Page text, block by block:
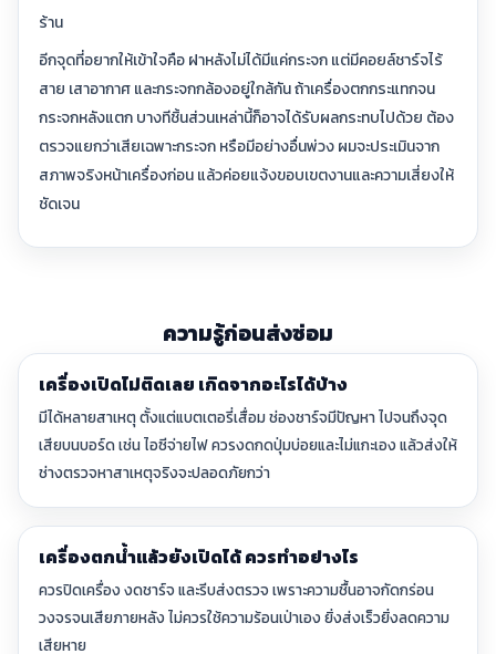
ร้าน
อีกจุดที่อยากให้เข้าใจคือ ฝาหลังไม่ได้มีแค่กระจก แต่มีคอยล์ชาร์จไร้
สาย เสาอากาศ และกระจกกล้องอยู่ใกล้กัน ถ้าเครื่องตกกระแทกจน
กระจกหลังแตก บางทีชิ้นส่วนเหล่านี้ก็อาจได้รับผลกระทบไปด้วย ต้อง
ตรวจแยกว่าเสียเฉพาะกระจก หรือมีอย่างอื่นพ่วง ผมจะประเมินจาก
สภาพจริงหน้าเครื่องก่อน แล้วค่อยแจ้งขอบเขตงานและความเสี่ยงให้
ชัดเจน
ความรู้ก่อนส่งซ่อม
เครื่องเปิดไม่ติดเลย เกิดจากอะไรได้บ้าง
มีได้หลายสาเหตุ ตั้งแต่แบตเตอรี่เสื่อม ช่องชาร์จมีปัญหา ไปจนถึงจุด
เสียบนบอร์ด เช่น ไอซีจ่ายไฟ ควรงดกดปุ่มบ่อยและไม่แกะเอง แล้วส่งให้
ช่างตรวจหาสาเหตุจริงจะปลอดภัยกว่า
เครื่องตกน้ำแล้วยังเปิดได้ ควรทำอย่างไร
ควรปิดเครื่อง งดชาร์จ และรีบส่งตรวจ เพราะความชื้นอาจกัดกร่อน
วงจรจนเสียภายหลัง ไม่ควรใช้ความร้อนเป่าเอง ยิ่งส่งเร็วยิ่งลดความ
เสียหาย